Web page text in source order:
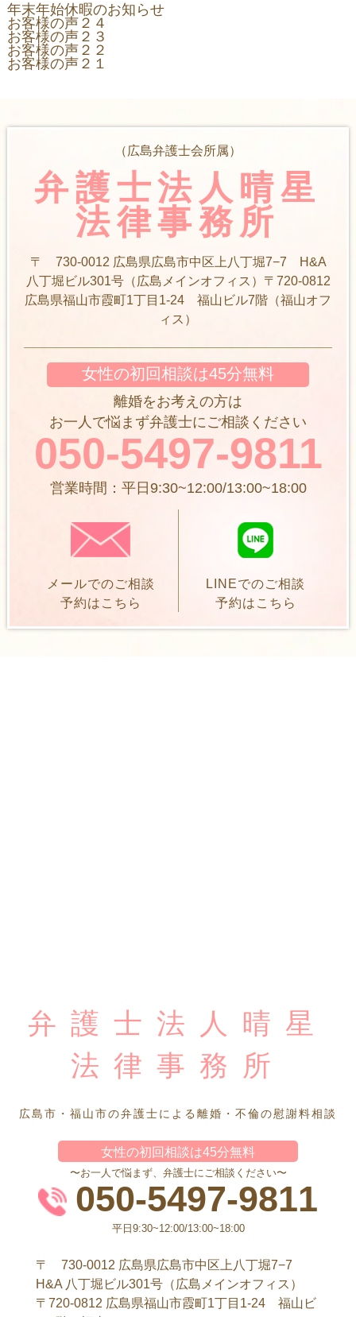
年末年始休暇のお知らせ
お客様の声２４
お客様の声２３
お客様の声２２
お客様の声２１
弁護士法人晴星
法律事務所
（広島弁護士会所属）
〒 730-0012 広島県広島市中区上八丁堀7−7 H&A
八丁堀ビル301号（広島メインオフィス）〒720-0812
広島県福山市霞町1丁目1-24 福山ビル7階（福山オフ
ィス）
女性の初回相談は45分無料
離婚をお考えの方は
お一人で悩まず弁護士にご相談ください
050-5497-9811
営業時間：平日9:30~12:00/13:00~18:00
メールでのご相談
予約はこちら
LINEでのご相談
予約はこちら
弁護士法人晴星
法律事務所
広島市・福山市の弁護士による離婚・不倫の慰謝料相談
女性の初回相談は45分無料
〜お一人で悩まず、弁護士にご相談ください〜
050-5497-9811
平日9:30~12:00/13:00~18:00
〒 730-0012 広島県広島市中区上八丁堀7−7
H&A 八丁堀ビル301号（広島メインオフィス）
〒720-0812 広島県福山市霞町1丁目1-24 福山ビ